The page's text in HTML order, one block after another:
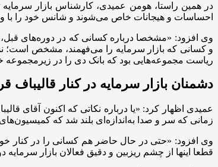
در همین راستا، هومن عمیدی، کارشناس بازار سرمایه
احساسات و هیجانات خاص می‌شوند و شانس خود را با
وی افزود: «مشخصا درباره کسانی که در دوره‌های قبل،
و کسانی که بازار سرمایه را می‌فهمند، مشخص است؛
ریاست مجموعه‌هایی بود که بانک دی را در
دشمنان بازار سرمایه در کنار قالیباف
عمیدی اظهار کرد: «یا درباره نکاتی که اکنون آقای
زمانی که سر و صدا به‌اندازه‌ای بلند شد که
وی افزود: «حتی در حال حاضر هم کسانی را در کنار
قطعا اینها از چشم ریزبین و دقیق فعالان بازار سرمایه